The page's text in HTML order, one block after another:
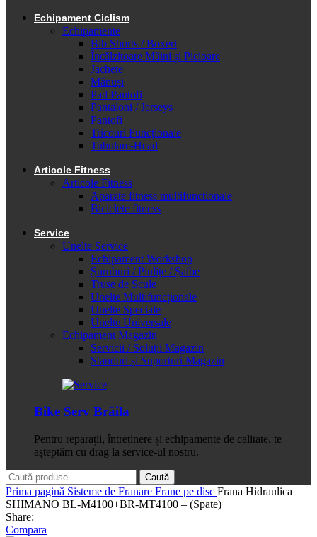
Echipament Ciclism
Echipamente
Bib Shorts / Boxeri
Încălzitoare Mâini și Picioare
Jachete
Mănuși
Pad Pantofi
Pantaloni / Jerseys
Pantofi
Tricouri Funcționale
Tubulare-Head
Articole Fitness
Articole Fitness
Aparate fitness multifunctionale
Biciclete fitness
Service
Unelte Service
Echipament Workshop
Șuruburi / Piulițe / Șaibe
Truse de Scule
Unelte Multifuncționale
Unelte Speciale
Unelte Universale
Echipament Magazin
Servicii / Soluții Magazin
Standuri și Suporturi Magazin
Bike Serv Brăila
Pentru reparații, întreținere și echipamente de calitate, te
așteptăm cu drag la service-ul nostru.
Caută
Prima pagină Sisteme de Franare Frane pe disc Frana Hidraulica
SHIMANO BL-M4100+BR-MT4100 – (Spate)
Share:
Compara